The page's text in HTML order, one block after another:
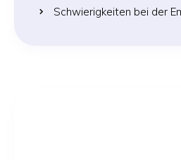
Schwierigkeiten bei der